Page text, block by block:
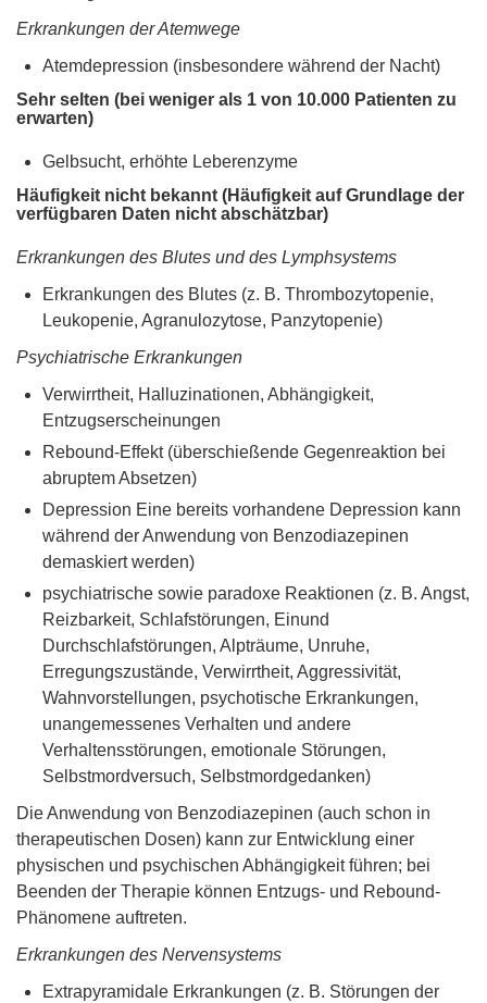
Erkrankungen der Atemwege
Atemdepression (insbesondere während der Nacht)
Sehr selten (bei weniger als 1 von 10.000 Patienten zu
erwarten)
Gelbsucht, erhöhte Leberenzyme
Häufigkeit nicht bekannt (Häufigkeit auf Grundlage der
verfügbaren Daten nicht abschätzbar)
Erkrankungen des Blutes und des Lymphsystems
Erkrankungen des Blutes (z. B. Thrombozytopenie,
Leukopenie, Agranulozytose, Panzytopenie)
Psychiatrische Erkrankungen
Verwirrtheit, Halluzinationen, Abhängigkeit,
Entzugserscheinungen
Rebound-Effekt (überschießende Gegenreaktion bei
abruptem Absetzen)
Depression Eine bereits vorhandene Depression kann
während der Anwendung von Benzodiazepinen
demaskiert werden)
psychiatrische sowie paradoxe Reaktionen (z. B. Angst,
Reizbarkeit, Schlafstörungen, Einund
Durchschlafstörungen, Alpträume, Unruhe,
Erregungszustände, Verwirrtheit, Aggressivität,
Wahnvorstellungen, psychotische Erkrankungen,
unangemessenes Verhalten und andere
Verhaltensstörungen, emotionale Störungen,
Selbstmordversuch, Selbstmordgedanken)
Die Anwendung von Benzodiazepinen (auch schon in
therapeutischen Dosen) kann zur Entwicklung einer
physischen und psychischen Abhängigkeit führen; bei
Beenden der Therapie können Entzugs- und Rebound-
Phänomene auftreten.
Erkrankungen des Nervensystems
Extrapyramidale Erkrankungen (z. B. Störungen der